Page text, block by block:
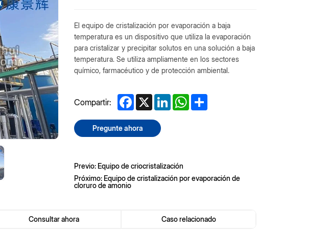
El equipo de cristalización por evaporación a baja
temperatura es un dispositivo que utiliza la evaporación
para cristalizar y precipitar solutos en una solución a baja
temperatura. Se utiliza ampliamente en los sectores
químico, farmacéutico y de protección ambiental.
Compartir: Facebook
X LinkedInWhatsApp
Share
Pregunte ahora
Previo: Equipo de criocristalización
Próximo: Equipo de cristalización por evaporación de
cloruro de amonio
Consultar ahora Caso relacionado